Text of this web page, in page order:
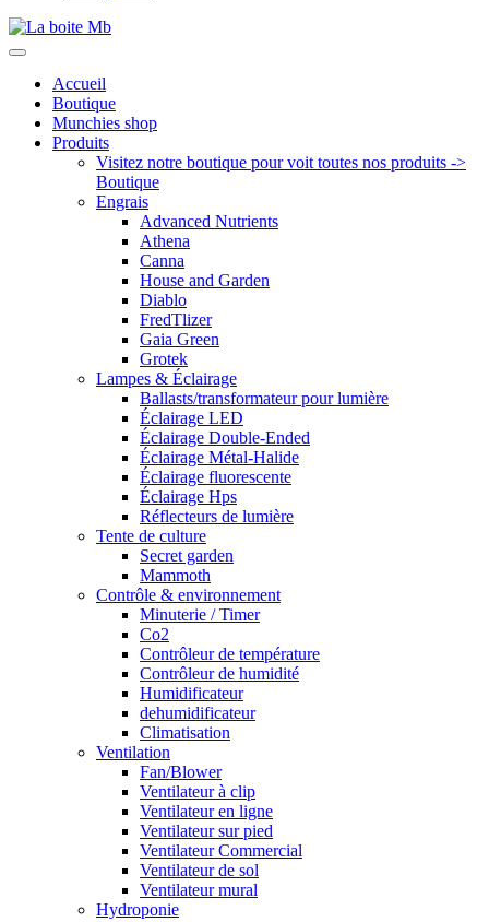
Accueil
Boutique
Munchies shop
Produits
Visitez notre boutique pour voit toutes nos produits ->
Boutique
Engrais
Advanced Nutrients
Athena
Canna
House and Garden
Diablo
FredTlizer
Gaia Green
Grotek
Lampes & Éclairage
Ballasts/transformateur pour lumière
Éclairage LED
Éclairage Double-Ended
Éclairage Métal-Halide
Éclairage fluorescente
Éclairage Hps
Réflecteurs de lumière
Tente de culture
Secret garden
Mammoth
Contrôle & environnement
Minuterie / Timer
Co2
Contrôleur de température
Contrôleur de humidité
Humidificateur
dehumidificateur
Climatisation
Ventilation
Fan/Blower
Ventilateur à clip
Ventilateur en ligne
Ventilateur sur pied
Ventilateur Commercial
Ventilateur de sol
Ventilateur mural
Hydroponie